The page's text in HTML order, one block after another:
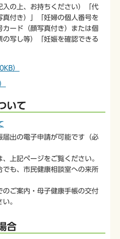
入の上、お持ちください）「代
付き）」「妊婦の個人番号を
ード（顔写真付き）または個
の写し等）「妊娠を確認できる
）
いて
届出の電子申請が可能です（必
上記ページをご覧ください。
も、市民健康相談室への来所
のご案内・母子健康手帳の交付
。
合